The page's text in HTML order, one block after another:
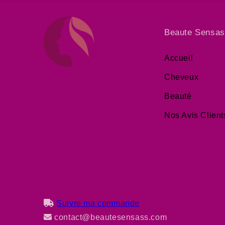
Beaute
Accueil
Cheveux
Beauté
Nos Avis
Suivre ma commande
contact@beautesensass.com